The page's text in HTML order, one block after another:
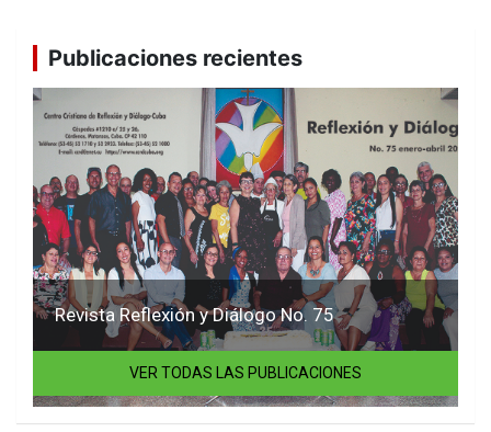
Publicaciones recientes
Revista Reflexión y Diálogo No. 75
VER TODAS LAS PUBLICACIONES